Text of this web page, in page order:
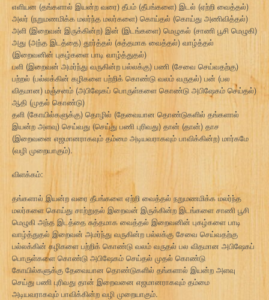
எளியன (தங்களால் இயன்ற வரை) தீபம் (தீபங்களை) இடல் (ஏற்றி வைத்தல்)
அலர் (நறுமணமிக்க மலர்ந்த மலர்களை) கொய்தல் (கொய்து அணிவித்தல்)
அளி (இறைவன் இருக்கின்ற) இன் (இடங்களை) மெழுகல் (சாணி பூசி மெழுகி)
அது (அந்த இடத்தை) தூர்த்தல் (சுத்தமாக வைத்தல்) வாழ்த்தல்
(இறைவனின் புகழ்களை பாடி வாழ்த்துதல்)
பளி (இறைவன் அமர்ந்து வருகின்ற பல்லக்கு) பணி (சேவை செய்வதற்கு)
பற்றல் (பல்லக்கின் கழிகளை பற்றிக் கொண்டு வலம் வருதல்) பன் (பல
விதமான) மஞ்சனம் (அபிஷேகப் பொருள்களை கொண்டு அபிஷேகம் செய்தல்)
ஆதி (முதல் கொண்டு)
தளி (கோயில்களுக்கு) தொழில் (தேவையான தொண்டுகளில் தங்களால்
இயன்ற அளவு) செய்வது (செய்து பணி புரிவது) தான் (தான்) தாச
(இறைவனை எஜமானராகவும் தம்மை அடியவராகவும் பாவிக்கின்ற) மார்கமே
(வழி முறையாகும்).
விளக்கம்:
தங்களால் இயன்ற வரை தீபங்களை ஏற்றி வைத்தல் நறுமணமிக்க மலர்ந்த
மலர்களை கொய்து சாற்றுதல் இறைவன் இருக்கின்ற இடங்களை சாணி பூசி
மெழுகி அந்த இடத்தை சுத்தமாக வைத்தல் இறைவனின் புகழ்களை பாடி
வாழ்த்துதல் இறைவன் அமர்ந்து வருகின்ற பல்லக்கு சேவை செய்வதற்கு
பல்லக்கின் கழிகளை பற்றிக் கொண்டு வலம் வருதல் பல விதமான அபிஷேகப்
பொருள்களை கொண்டு அபிஷேகம் செய்தல் முதல் கொண்டு
கோயில்களுக்கு தேவையான தொண்டுகளில் தங்களால் இயன்ற அளவு
செய்து பணி புரிவது தான் இறைவனை எஜமானராகவும் தம்மை
அடியவராகவும் பாவிக்கின்ற வழி முறையாகும்.